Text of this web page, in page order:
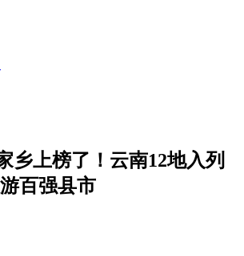
乡上榜了！云南12地入列
百强县市